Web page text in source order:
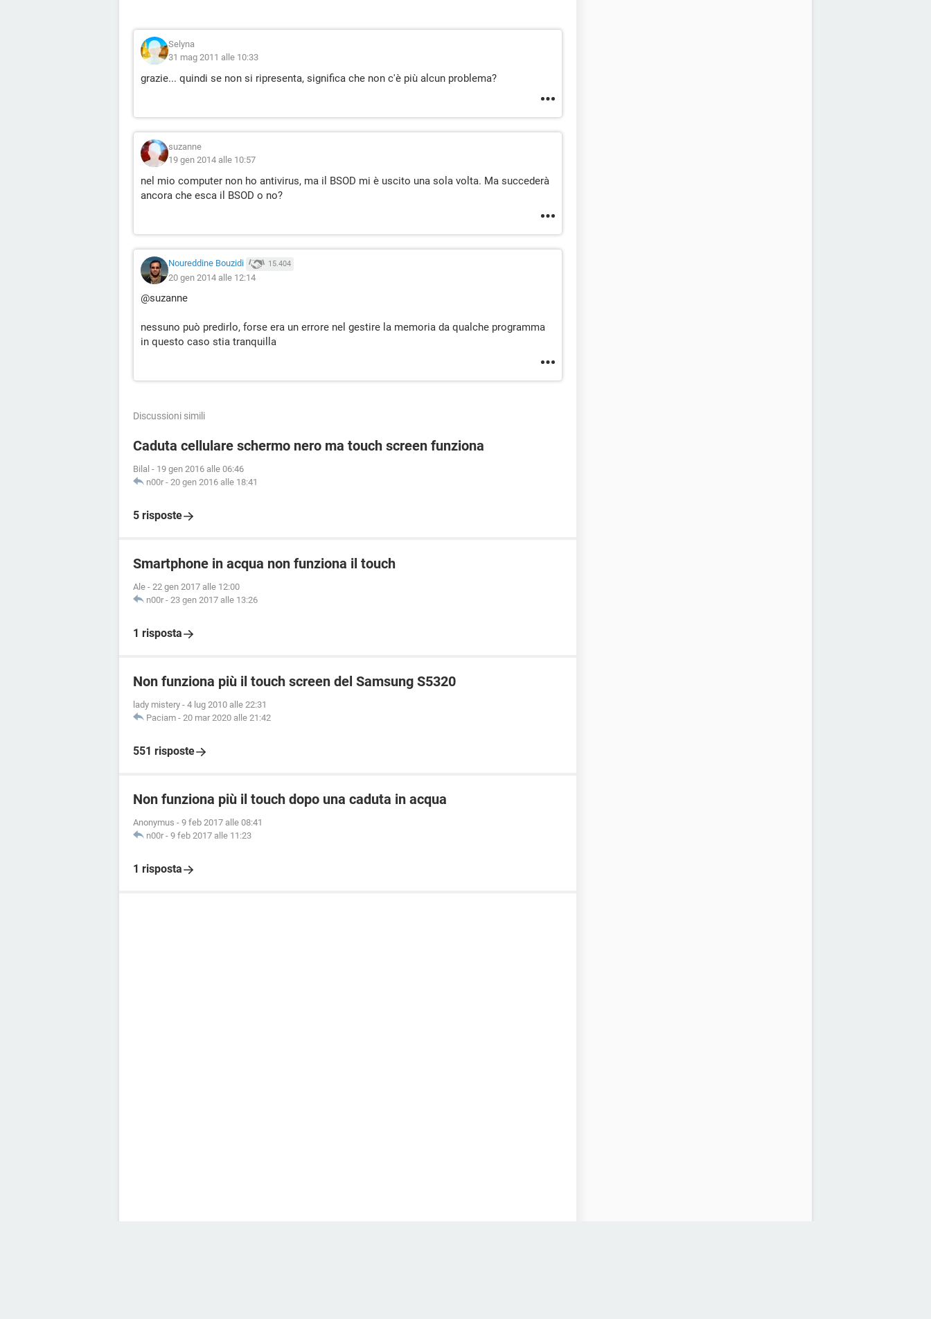
Selyna
31 mag 2011 alle 10:33
grazie... quindi se non si ripresenta, significa che non c'è più alcun problema?
suzanne
19 gen 2014 alle 10:57
nel mio computer non ho antivirus, ma il BSOD mi è uscito una sola volta. Ma succederà
ancora che esca il BSOD o no?
Noureddine Bouzidi 15.404
20 gen 2014 alle 12:14
@suzanne
nessuno può predirlo, forse era un errore nel gestire la memoria da qualche programma
in questo caso stia tranquilla
Discussioni simili
Caduta cellulare schermo nero ma touch screen funziona
Bilal - 19 gen 2016 alle 06:46
n00r - 20 gen 2016 alle 18:41
5 risposte
Smartphone in acqua non funziona il touch
Ale - 22 gen 2017 alle 12:00
n00r - 23 gen 2017 alle 13:26
1 risposta
Non funziona più il touch screen del Samsung S5320
lady mistery - 4 lug 2010 alle 22:31
Paciam - 20 mar 2020 alle 21:42
551 risposte
Non funziona più il touch dopo una caduta in acqua
Anonymus - 9 feb 2017 alle 08:41
n00r - 9 feb 2017 alle 11:23
1 risposta